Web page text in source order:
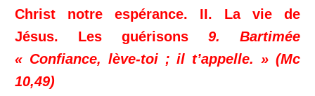
Christ notre espérance. II. La vie de
Jésus. Les guérisons9. Bartimée
« Confiance, lève-toi ; il t’appelle. » (Mc
10,49)